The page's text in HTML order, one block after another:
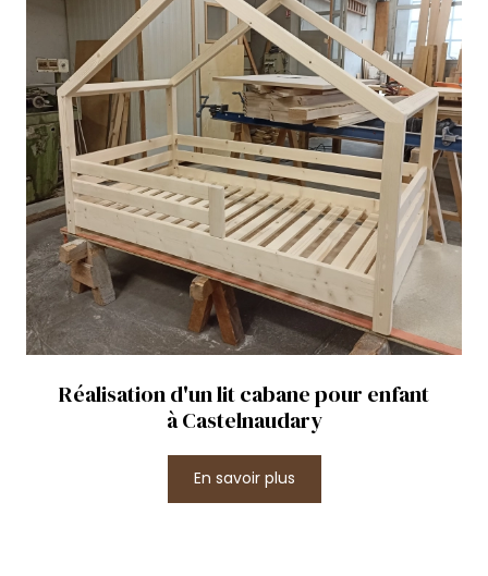
Réalisation d'un lit cabane pour enfant
à Castelnaudary
En savoir plus